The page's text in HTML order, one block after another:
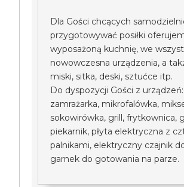
Dla Gości chcących
przygotowywać posiłki
wyposażoną kuchnię, we
nowowczesna urządzenia, a
miski, sitka, deski, sztućce itp.
Do dyspozycji Gości z
zamrażarka, mikrofalówka,
sokowirówka, grill, frytkownica,
piekarnik, płyta elektryczna z
palnikami, elektryczny czajnik
garnek do gotowania na parze.